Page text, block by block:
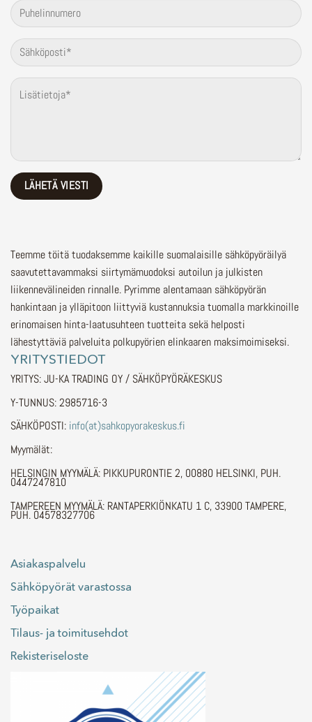
Teemme töitä tuodaksemme kaikille suomalaisille sähköpyöräilyä
saavutettavammaksi siirtymämuodoksi autoilun ja julkisten
liikennevälineiden rinnalle. Pyrimme alentamaan sähköpyörän
hankintaan ja ylläpitoon liittyviä kustannuksia tuomalla markkinoille
erinomaisen hinta-laatusuhteen tuotteita sekä helposti
lähestyttäviä palveluita polkupyörien elinkaaren maksimoimiseksi.
YRITYSTIEDOT
YRITYS: JU-KA TRADING OY / SÄHKÖPYÖRÄKESKUS
Y-TUNNUS: 2985716-3
SÄHKÖPOSTI: info(at)sahkopyorakeskus.fi
Myymälät:
HELSINGIN MYYMÄLÄ: PIKKUPURONTIE 2, 00880 HELSINKI, PUH.
0447247810
TAMPEREEN MYYMÄLÄ: RANTAPERKIÖNKATU 1 C, 33900 TAMPERE,
PUH. 04578327706
Asiakaspalvelu
Sähköpyörät varastossa
Työpaikat
Tilaus- ja toimitusehdot
Rekisteriseloste